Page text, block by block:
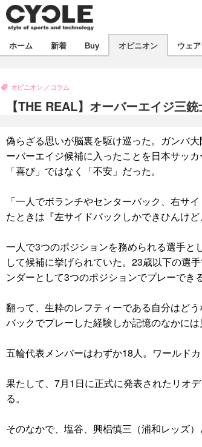
ボ
デバイス
ビ
スポーツ
イベント
エンタメ
ハ
ホーム 新着 Buy オピニオン ウェ
【THE REAL】オーバーエイジ三
オピニオン コラム
偽らざる思いが脳裏を駆け巡った。ガンバ
ーバーエイジ候補に入ったことを日本サッ
「喜び」ではなく「不安」だった。
「一人でボランチやセンターバック、右サ
たときは『左サイドバックしかできひんけ
一人で3つのポジションを務められる選手と
して候補に挙げられていた。23歳以下の選
ンダーとして3つのポジションでプレーできる
翻って、生粋のレフティーである自分はど
バックでプレーした経験しか記憶のなかには
五輪代表メンバーはわずか18人。ワールド
果たして、7月1日に正式に発表されたリオ
る。
そのなかで、塩谷、興梠慎三（浦和レッズ